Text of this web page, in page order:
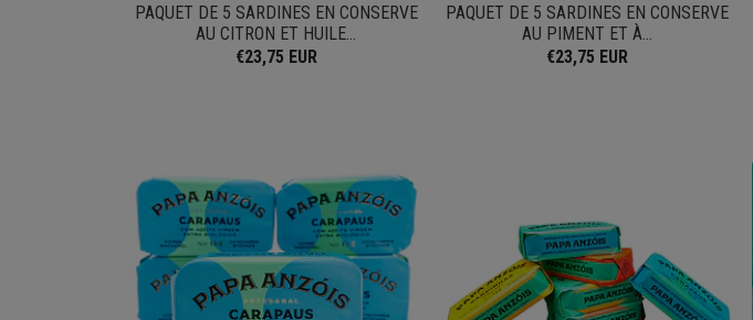
PAQUET DE 5 SARDINES EN CONSERVE
AU CITRON ET HUILE...
€23,75 EUR
PAQUET DE 5 SARDINES EN CONSERVE
AU PIMENT ET À...
€23,75 EUR